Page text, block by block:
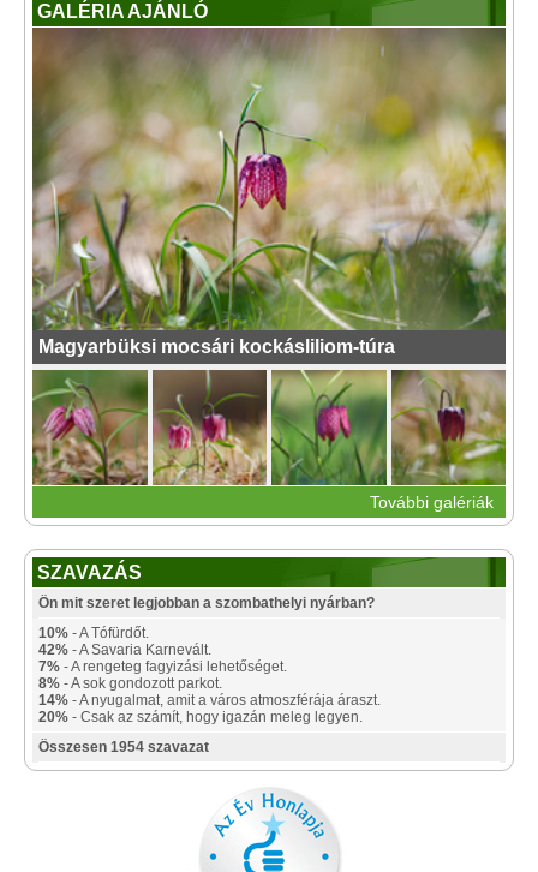
GALÉRIA AJÁNLÓ
Magyarbüksi mocsári kockásliliom-túra
További galériák
SZAVAZÁS
Ön mit szeret legjobban a szombathelyi nyárban?
10% - A Tófürdőt.
42% - A Savaria Karnevált.
7% - A rengeteg fagyizási lehetőséget.
8% - A sok gondozott parkot.
14% - A nyugalmat, amit a város atmoszférája áraszt.
20% - Csak az számít, hogy igazán meleg legyen.
Összesen 1954 szavazat